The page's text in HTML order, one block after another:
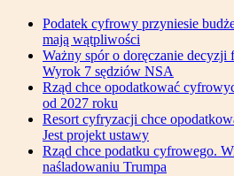
Podatek cyfrowy przyniesie
mają wątpliwości
Ważny spór o doręczanie decyzji
Wyrok 7 sędziów NSA
Rząd chce opodatkować
od 2027 roku
Resort cyfryzacji chce
Jest projekt ustawy
Rząd chce podatku cyfrowego.
naśladowaniu Trumpa